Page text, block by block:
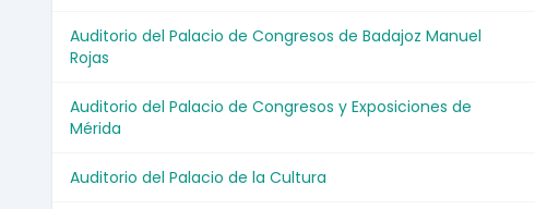
Auditorio del Palacio de Congresos de Badajoz Manuel
Rojas
Auditorio del Palacio de Congresos y Exposiciones de
Mérida
Auditorio del Palacio de la Cultura